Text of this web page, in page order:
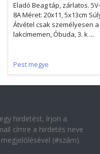
Eladó Beag táp, zárlatos.
8A Méret: 20x11, 5x13cm
Átvétel csak személyesen a
lakcímemen, Óbuda, 3. k ...
Pest megye
hirdetést, írjon a
címre a hirdetés neve
(#szám).